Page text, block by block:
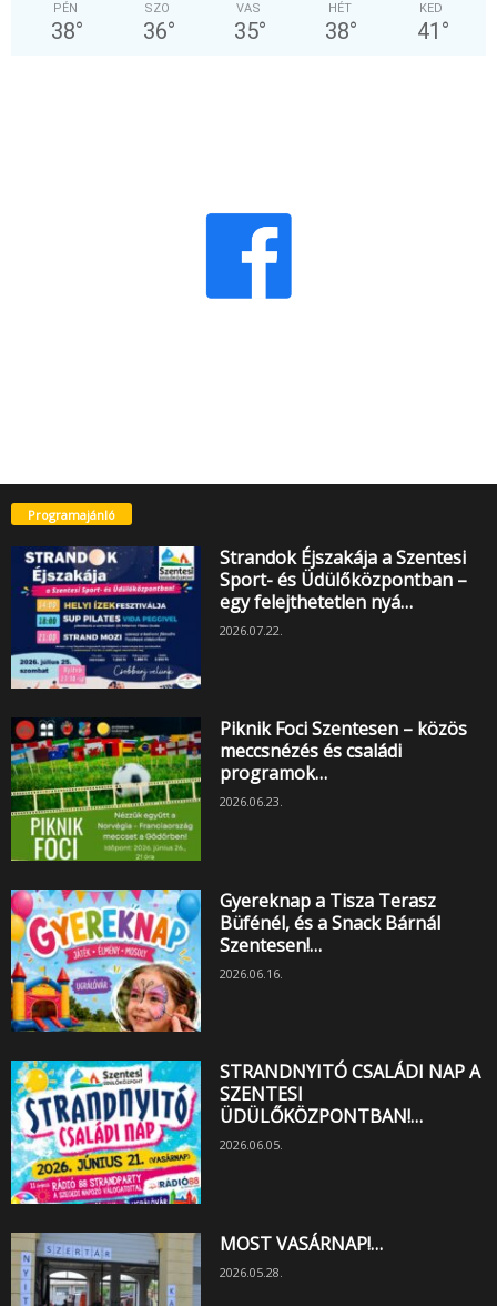
PÉN
38°
SZO
36°
VAS
35°
HÉT
38°
KED
41 °
Programajánló
Strandok Éjszakája a Szentesi
Sport- és Üdülőközpontban –
egy felejthetetlen nyá…
2026.07.22.
Piknik Foci Szentesen – közös
meccsnézés és családi
programok…
2026.06.23.
Gyereknap a Tisza Terasz
Büfénél, és a Snack Bárnál
Szentesen!…
2026.06.16.
STRANDNYITÓ CSALÁDI NAP A
SZENTESI
ÜDÜLŐKÖZPONTBAN!…
2026.06.05.
MOST VASÁRNAP!…
2026.05.28.